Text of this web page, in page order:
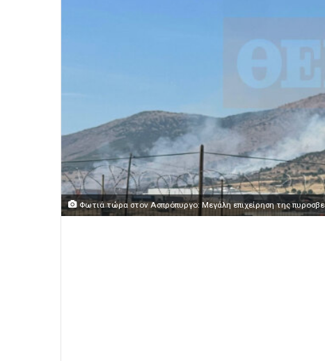
Φωτιά τώρα στον Ασπρόπυργο: Μεγάλη επιχείρηση της